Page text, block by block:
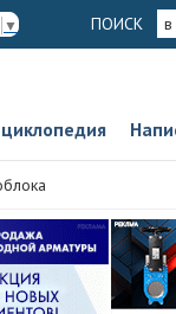
▼ ПОИСК в